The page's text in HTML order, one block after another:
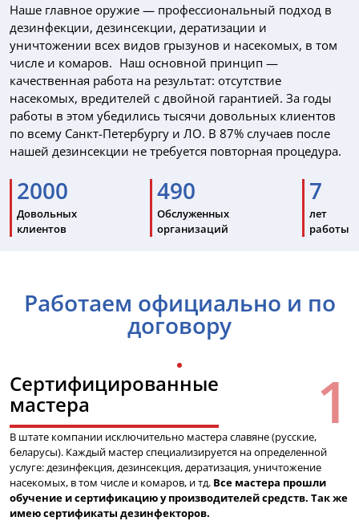
Наше главное оружие — профессиональный подход в
дезинфекции, дезинсекции, дератизации и
уничтожении всех видов грызунов и насекомых, в том
числе и комаров. Наш основной принцип —
качественная работа на результат: отсутствие
насекомых, вредителей с двойной гарантией. За годы
работы в этом убедились тысячи довольных клиентов
по всему Санкт-Петербургу и ЛО. В 87% случаев после
нашей дезинсекции не требуется повторная процедура.
2000
Довольных
клиентов
490
Обслуженных
организаций
7
лет
работы
Работаем официально и по
договору
Сертифицированные
мастера
В штате компании исключительно мастера славяне (русские,
беларусы). Каждый мастер специализируется на определенной
услуге: дезинфекция, дезинсекция, дератизация, уничтожение
насекомых, в том числе и комаров, и тд. Все мастера прошли
обучение и сертификацию у производителей средств. Так же
имею сертификаты дезинфекторов.